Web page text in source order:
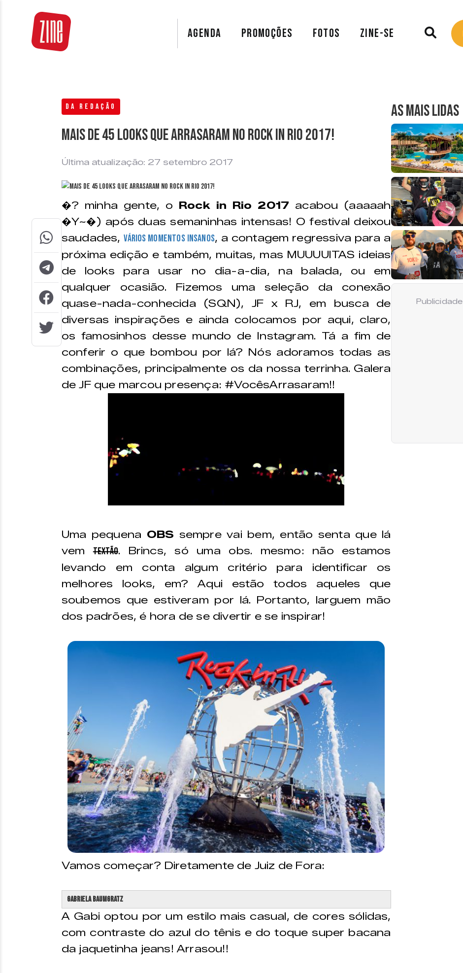
AGENDA PROMOÇÕES FOTOS ZINE-SE
DA REDAÇÃO
Mais de 45 looks que arrasaram no Rock in Rio 2017!
Última atualização: 27 setembro 2017
�? minha gente, o Rock in Rio 2017 acabou (aaaaah
�Y~�) após duas semaninhas intensas! O festival deixou
saudades,vários momentos insanos, a contagem regressiva para a
próxima edição e também, muitas, mas MUUUUITAS ideias
de looks para usar no dia-a-dia, na balada, ou em
qualquer ocasião. Fizemos uma seleção da conexão
quase-nada-conhecida (SQN), JF x RJ, em busca de
diversas inspirações e ainda colocamos por aqui, claro,
os famosinhos desse mundo de Instagram. Tá a fim de
conferir o que bombou por lá? Nós adoramos todas as
combinações, principalmente os da nossa terrinha. Galera
de JF que marcou presença: #VocêsArrasaram!!
Uma pequena OBS sempre vai bem, então senta que lá
vemtextão. Brincs, só uma obs. mesmo: não estamos
levando em conta algum critério para identificar os
melhores looks, em? Aqui estão todos aqueles que
soubemos que estiveram por lá. Portanto, larguem mão
dos padrões, é hora de se divertir e se inspirar!
Vamos começar? Diretamente de Juiz de Fora:
Gabriela Baumgratz
A Gabi optou por um estilo mais casual, de cores sólidas,
com contraste do azul do tênis e do toque super bacana
da jaquetinha jeans! Arrasou!!
AS MAIS LIDAS
Publicidade